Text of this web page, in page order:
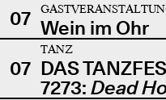
07 Wein im Ohr
07
TANZ
DAS
7273: Dead